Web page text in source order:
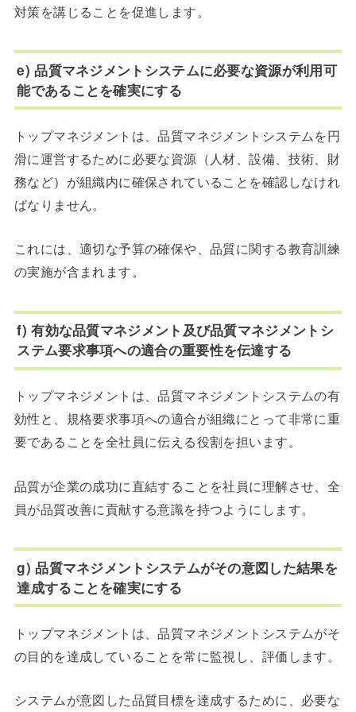
対策を講じることを促進します。
e) 品質マネジメントシステムに必要な資源が利用可
能であることを確実にする
トップマネジメントは、品質マネジメントシステムを円
滑に運営するために必要な資源（人材、設備、技術、財
務など）が組織内に確保されていることを確認しなけれ
ばなりません。
これには、適切な予算の確保や、品質に関する教育訓練
の実施が含まれます。
f) 有効な品質マネジメント及び品質マネジメントシ
ステム要求事項への適合の重要性を伝達する
トップマネジメントは、品質マネジメントシステムの有
効性と、規格要求事項への適合が組織にとって非常に重
要であることを全社員に伝える役割を担います。
品質が企業の成功に直結することを社員に理解させ、全
員が品質改善に貢献する意識を持つようにします。
g) 品質マネジメントシステムがその意図した結果を
達成することを確実にする
トップマネジメントは、品質マネジメントシステムがそ
の目的を達成していることを常に監視し、評価します。
システムが意図した品質目標を達成するために、必要な